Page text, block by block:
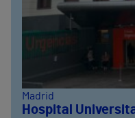
Madrid
Hospital